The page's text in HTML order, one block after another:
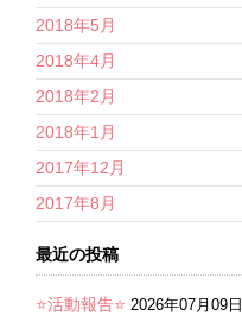
2018年5月
2018年4月
2018年2月
2018年1月
2017年12月
2017年8月
最近の投稿
⭐活動報告⭐ 2026年07月09日